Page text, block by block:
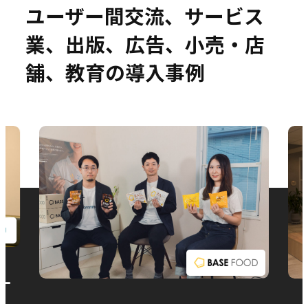
事例
お役立ち情報
お問い合わせ
ユーザー間交流、サービス
業、出版、広告、小売・店
舗、教育の導入事例